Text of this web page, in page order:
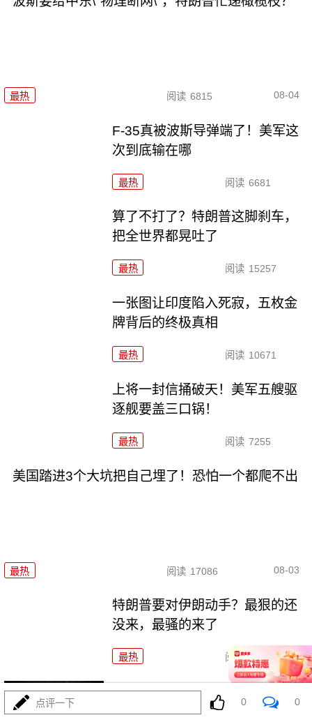
最热 阅读 6815 08-04
F-35真被波斯导弹端了！美军这
次到底输在哪
最热 阅读 6681
算了不打了？特朗普这脚刹车，
把全世界都晃吐了
最热 阅读 15257
一张图让印度陷入死寂，五枚金
牌背后的终极真相
最热 阅读 10671
上将一封信捅破天！美军五艘驱
逐舰要盖三口锅！
最热 阅读 7255
美国踏进3个大坑把自己埋了！恐怕一个都爬不出
最热 阅读 17086 08-03
特朗普要对伊朗动手？最狠的还
没来，最骚的来了
最热 阅读 5845
政治自杀！菲律宾防长，你这是
在给菲律宾掘墓！
点评一下 0 0